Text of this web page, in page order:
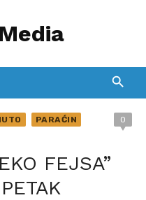
PARAĆIN
0
FEJSA”